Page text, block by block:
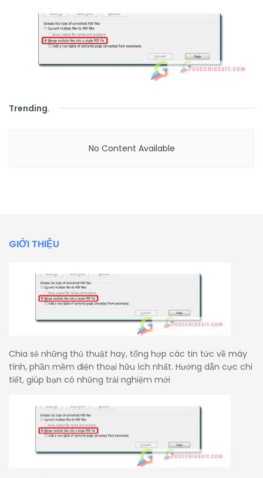
Trending.
No Content Available
GIỚI THIỆU
Chia sẻ những thủ thuật hay, tổng hợp các tin tức về máy
tính, phần mềm điện thoại hữu ích nhất. Hướng dẫn cực chi
tiết, giúp bạn có những trải nghiệm mới